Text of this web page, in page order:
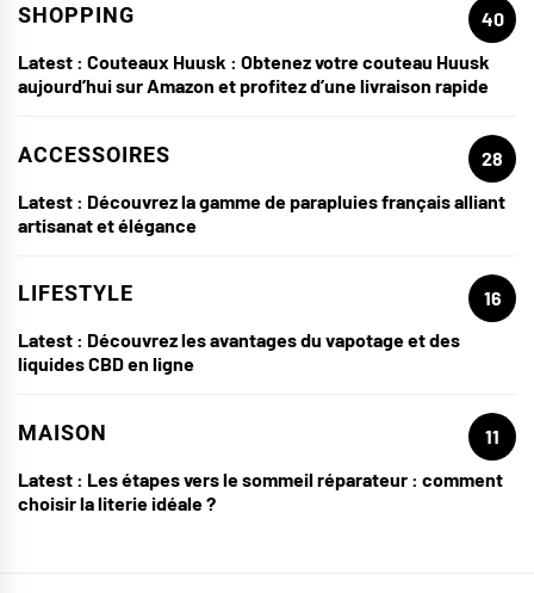
SHOPPING
40
Latest : Couteaux Huusk : Obtenez votre couteau Huusk
aujourd’hui sur Amazon et profitez d’une livraison rapide
ACCESSOIRES
28
Latest : Découvrez la gamme de parapluies français alliant
artisanat et élégance
LIFESTYLE
16
Latest : Découvrez les avantages du vapotage et des
liquides CBD en ligne
MAISON
11
Latest : Les étapes vers le sommeil réparateur : comment
choisir la literie idéale ?